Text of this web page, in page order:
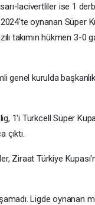
lacivertliler ise 1
oynanan Süper
takımın hükmen 3-0
genel kurulda
1'i Turkcell Süper
çıktı.
Ziraat Türkiye
Ligde oynanan